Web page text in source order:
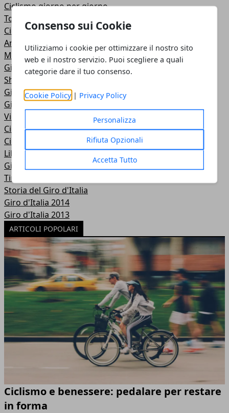
Consenso sui Cookie
Utilizziamo i cookie per ottimizzare il nostro sito
web e il nostro servizio. Puoi scegliere a quali
categorie dare il tuo consenso.
Cookie Policy | Privacy Policy
Personalizza
Rifiuta Opzionali
Accetta Tutto
Ciclismo giorno per giorno
Tour de France
Ciclismo Giovanile
Anteprime del ciclismo
Mondiali ciclismo
Giro d'Italia 2018
Shop
Giro d'Italia 2017
Giro d'Italia 2016
Video
Ciclismo secondo noi
Ciclismo donne
Libri di ciclismo
Giro d'Italia 2015
Tirreno Adriatico
Storia del Giro d'Italia
Giro d'Italia 2014
Giro d'Italia 2013
ARTICOLI POPOLARI
Ciclismo e benessere: pedalare per restare
in forma